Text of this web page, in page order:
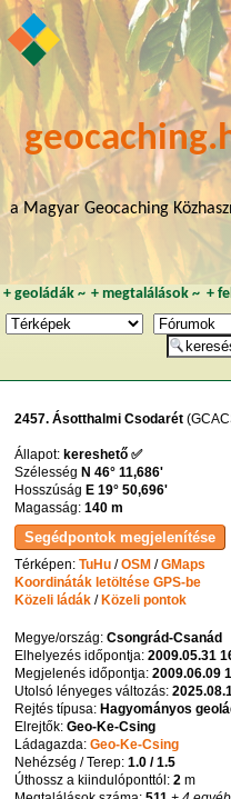
a Magyar Geocaching
+ geoládák~ +megtalálások ~ +
2457. Ásotthalmi Csodarét
Állapot: kereshető ✅
Szélesség N 46° 11,686'
Hosszúság E 19° 50,696'
Magasság:140 m
Térképen:TuHu /OSM /GMaps
Koordináták letöltése GPS-be
Közeli ládák / Közeli pontok
Megye/ország:Csongrád-Csanád
Elhelyezés időpontja:2009.05.31
Megjelenés időpontja:2009.06.09
Utolsó lényeges változás:
Rejtés típusa: Hagyományos
Elrejtők:Geo-Ke-Csing
Ládagazda:Geo-Ke-Csing
Nehézség / Terep:1.0 / 1.5
Úthossz a kiindulóponttól:2 m